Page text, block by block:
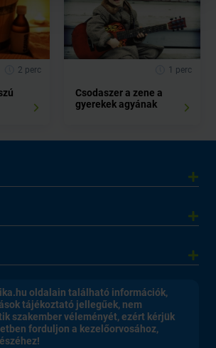
2 perc 1 perc
Csodaszer a zene a
gyerekek agyának
oldalain található információk,
tájékoztató jellegűek, nem
szakember véleményét, ezért kérjük
forduljon a kezelőorvosához,